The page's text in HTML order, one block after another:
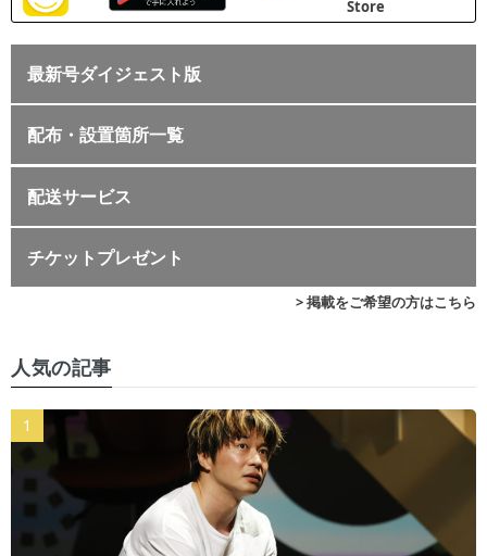
最新号ダイジェスト版
配布・設置箇所一覧
配送サービス
チケットプレゼント
> 掲載をご希望の方はこちら
人気の記事